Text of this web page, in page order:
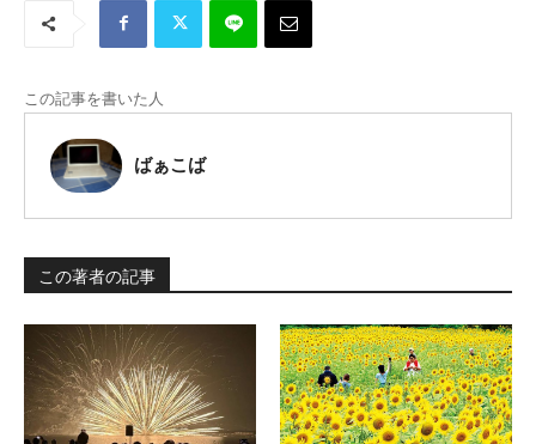
この記事を書いた人
ばぁこば
この著者の記事